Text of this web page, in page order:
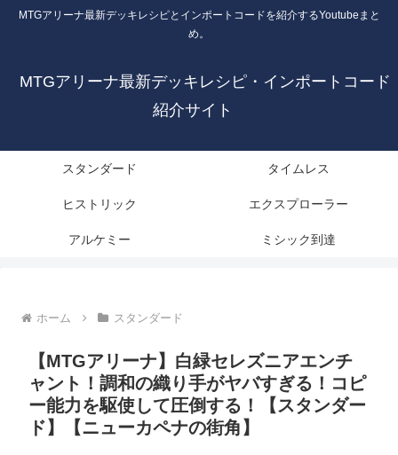
MTGアリーナ最新デッキレシピとインポートコードを紹介するYoutubeまと
め。
MTGアリーナ最新デッキレシピ・インポートコード
紹介サイト
スタンダード タイムレス
ヒストリック エクスプローラー
アルケミー ミシック到達
ホーム スタンダード
【MTGアリーナ】白緑セレズニアエンチ
ャント！調和の織り手がヤバすぎる！コピ
ー能力を駆使して圧倒する！【スタンダー
ド】【ニューカペナの街角】